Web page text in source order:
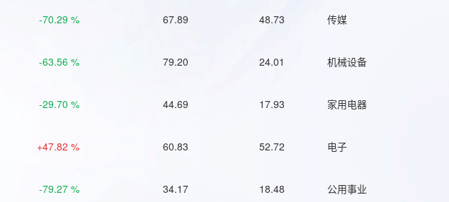
-70.29 % 67.89 48.73 传媒
-63.56 % 79.20 24.01 机械设备
-29.70 % 44.69 17.93 家用电器
+47.82 % 60.83 52.72 电子
-79.27 % 34.17 18.48 公用事业